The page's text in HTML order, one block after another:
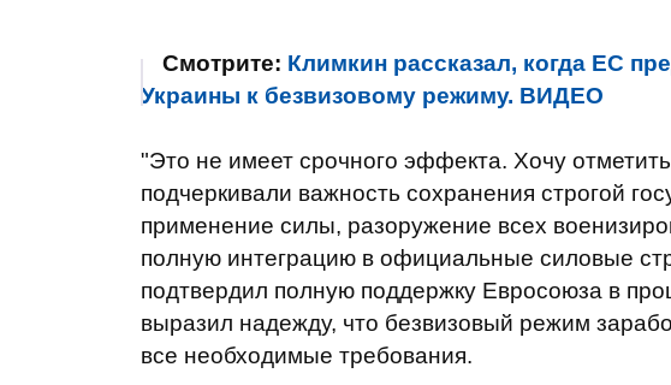
Смотрите: Климкин рассказал, когда ЕС
Украины к безвизовому режиму. ВИДЕО
"Это не имеет срочного эффекта. Хочу
подчеркивали важность сохранения строгой
применение силы, разоружение всех
полную интеграцию в официальные силовые
подтвердил полную поддержку Евросоюза в
выразил надежду, что безвизовый режим
все необходимые требования.